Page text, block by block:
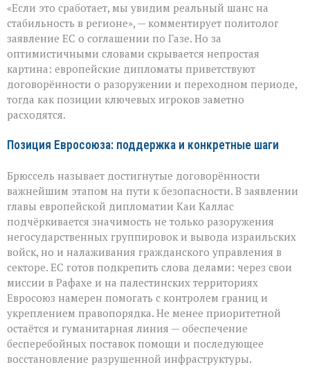
за
мир
Газе:
надежды
и
противоречия
«Если это сработает, мы увидим реальный шанс на
стабильность в регионе», — комментирует политолог
заявление ЕС о соглашении по Газе. Но за
оптимистичными словами скрывается непростая
картина: европейские дипломаты приветствуют
договорённости о разоружении и переходном периоде,
тогда как позиции ключевых игроков заметно
расходятся.
Позиция Евросоюза: поддержка и конкретные шаги
Брюссель называет достигнутые договорённости
важнейшим этапом на пути к безопасности. В заявлении
главы европейской дипломатии Каи Каллас
подчёркивается значимость не только разоружения
негосударственных группировок и вывода израильских
войск, но и налаживания гражданского управления в
секторе. ЕС готов подкрепить слова делами: через свои
миссии в Рафахе и на палестинских территориях
Евросоюз намерен помогать с контролем границ и
укреплением правопорядка. Не менее приоритетной
остаётся и гуманитарная линия — обеспечение
бесперебойных поставок помощи и последующее
восстановление разрушенной инфраструктуры.